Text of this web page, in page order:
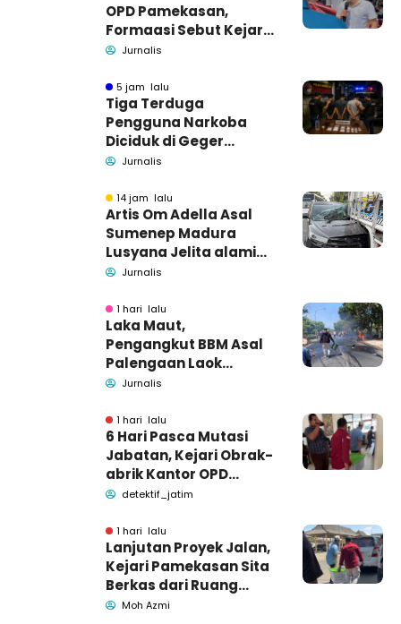
OPD Pamekasan,
Formaasi Sebut Kejari
Pamekasan
Jurnalis
5 jam lalu
Tiga Terduga
Pengguna Narkoba
Diciduk di Geger
Bangkalan, Polisi Masih
Barang Bukti
Jurnalis
14 jam lalu
Artis Om Adella Asal
Sumenep Madura
Lusyana Jelita alami
kecelakaan di Wonogiri
Jurnalis
1 hari lalu
Laka Maut,
Pengangkut BBM Asal
Palengaan Laok
Pamekasan Meninggal
Jurnalis
1 hari lalu
6 Hari Pasca Mutasi
Jabatan, Kejari Obrak-
abrik Kantor OPD
Pemkab Pamekasan
detektif_jatim
1 hari lalu
Lanjutan Proyek Jalan,
Kejari Pamekasan Sita
Berkas dari Ruang
Pemkab Pamekasan
Moh Azmi